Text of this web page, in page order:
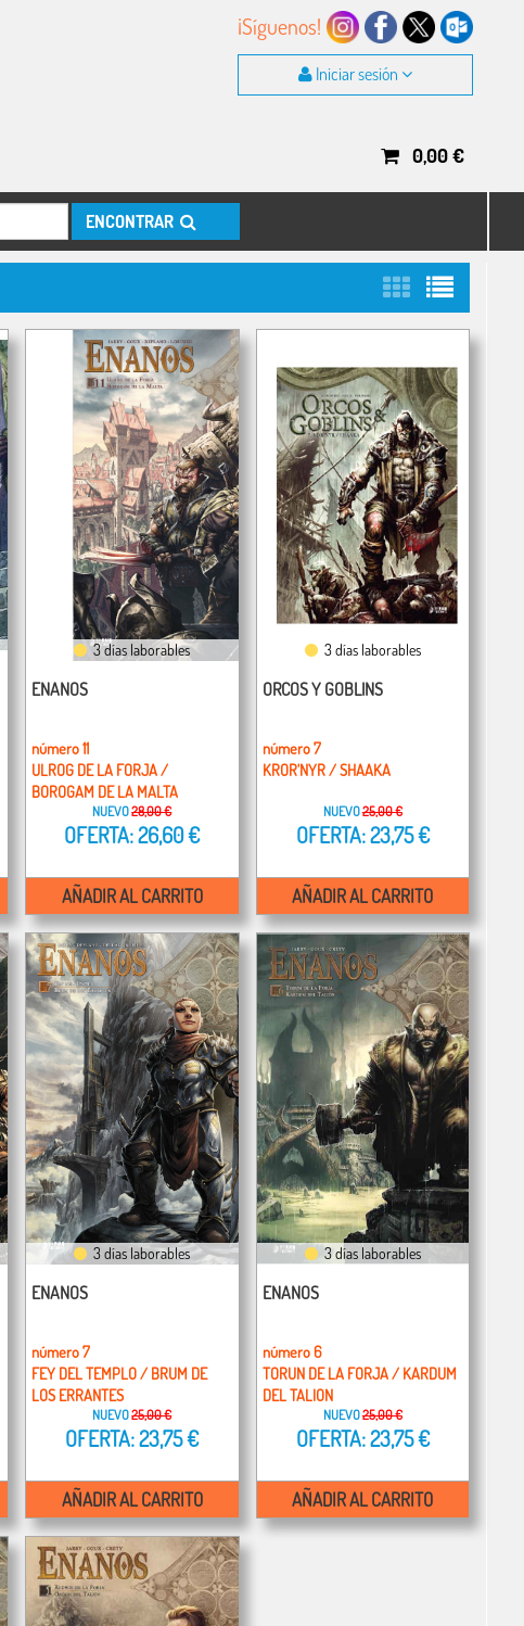
¡Síguenos!
Iniciar sesión
0,00€
ENCONTRAR
3 días laborables
ENANOS
número 11
ULROG DE LA FORJA /
BOROGAM DE LA MALTA
NUEVO28,00 €
OFERTA: 26,60 €
AÑADIR AL CARRITO
3 días laborables
ORCOS Y GOBLINS
número 7
KROR'NYR / SHAAKA
NUEVO25,00 €
OFERTA: 23,75 €
AÑADIR AL CARRITO
3 días laborables
ENANOS
número 7
FEY DEL TEMPLO / BRUM DE
LOS ERRANTES
NUEVO25,00 €
OFERTA: 23,75 €
AÑADIR AL CARRITO
3 días laborables
ENANOS
número 6
TORUN DE LA FORJA / KARDUM
DEL TALION
NUEVO25,00 €
OFERTA: 23,75 €
AÑADIR AL CARRITO